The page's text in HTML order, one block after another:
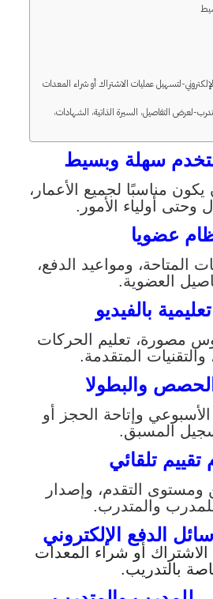
لتسهيل عمليات الاشتراك أو شراء المعدات
لعرض التفاصيل، السيرة الذاتية، الشهادات،
سهلة وبسيط
مناسبًا لجميع الأعمار،
وحتى أولياء الأمور.
عضويا
المتاحة، ومواعيد الدفع،
العضوية.
بالفيديو
مصورة، تعليم الحركات
والتقنيات المتقدمة.
والبطولا
وإتاحة الحجز أو
المسبق.
تقييم تلقائي
ومستوى التقدم، وإصدار
والمتدرب.
الدفع الإلكتروني
أو شراء المعدات
بالتدريب.